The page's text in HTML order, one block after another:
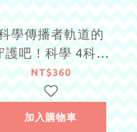
學傳播者軌道的
護吧！科學 4科學
就是愛
NT$360
加入購物車